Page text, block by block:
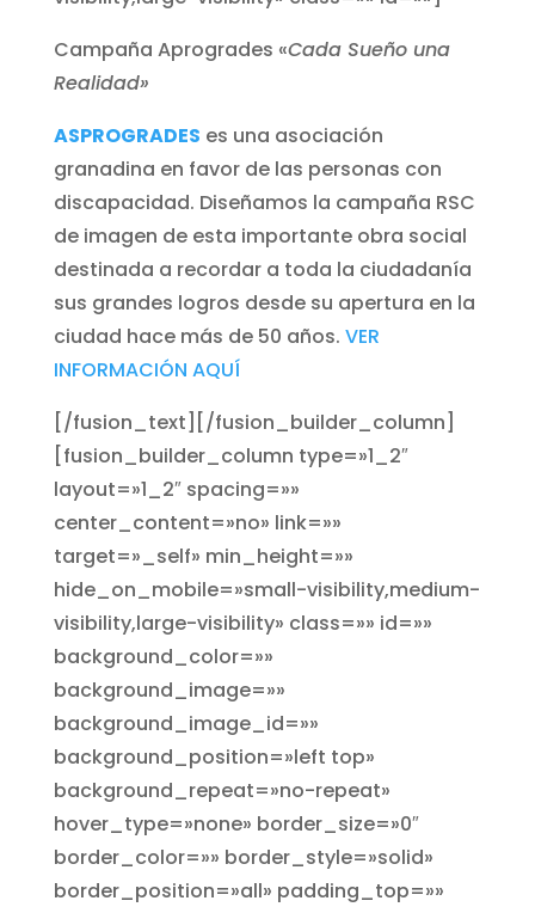
Campaña Aprogrades «Cada Sueño una
Realidad»
ASPROGRADES es una asociación
granadina en favor de las personas con
discapacidad. Diseñamos la campaña RSC
de imagen de esta importante obra social
destinada a recordar a toda la ciudadanía
sus grandes logros desde su apertura en la
ciudad hace más de 50 años. VER
INFORMACIÓN AQUÍ
[/fusion_text][/fusion_builder_column]
[fusion_builder_column type=»1_2″
layout=»1_2″ spacing=»»
center_content=»no» link=»»
target=»_self» min_height=»»
hide_on_mobile=»small-visibility,medium-
visibility,large-visibility» class=»» id=»»
background_color=»»
background_image=»»
background_image_id=»»
background_position=»left top»
background_repeat=»no-repeat»
hover_type=»none» border_size=»0″
border_color=»» border_style=»solid»
border_position=»all» padding_top=»»